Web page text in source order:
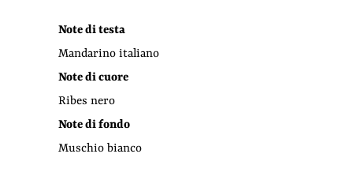
Note di testa
Mandarino italiano
Note di cuore
Ribes nero
Note di fondo
Muschio bianco